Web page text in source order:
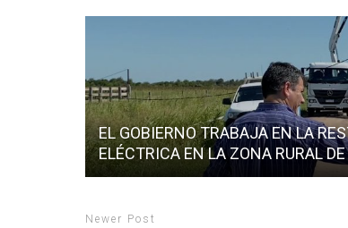
EL GOBIERNO TRABAJA EN LA
ELÉCTRICA EN LA ZONA RURAL
Newer Post